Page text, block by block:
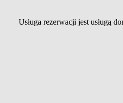
Usługa rezerwacji jest usługą